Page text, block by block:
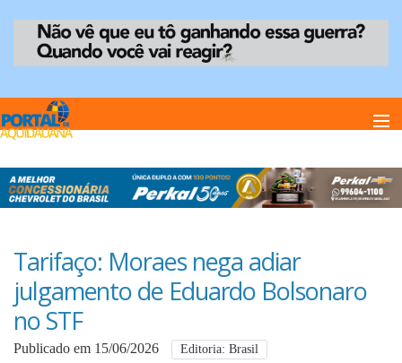
Home
Anuncie
Anuncie
Tarifaço: Moraes nega adiar
julgamento de Eduardo Bolsonaro
no STF
Publicado em 15/06/2026 Editoria: Brasil